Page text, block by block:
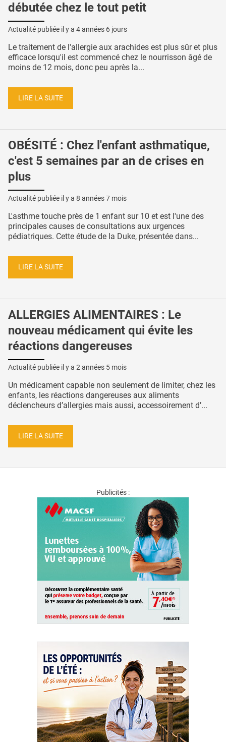
débutée chez le tout petit
Actualité publiée il y a 4 années 6 jours
Le traitement de l'allergie aux arachides est plus sûr et plus
efficace lorsqu'il est commencé chez le nourrisson âgé de
moins de 12 mois, donc peu après la...
LIRE LA SUITE
OBÉSITÉ : Chez l'enfant asthmatique,
c'est 5 semaines par an de crises en
plus
Actualité publiée il y a 8 années 7 mois
L'asthme touche près de 1 enfant sur 10 et est l'une des
principales causes de consultations aux urgences
pédiatriques. Cette étude de la Duke, présentée dans...
LIRE LA SUITE
ALLERGIES ALIMENTAIRES : Le
nouveau médicament qui évite les
réactions dangereuses
Actualité publiée il y a 2 années 5 mois
Un médicament capable non seulement de limiter, chez les
enfants, les réactions dangereuses aux aliments
déclencheurs d’allergies mais aussi, accessoirement d’...
LIRE LA SUITE
Publicités :